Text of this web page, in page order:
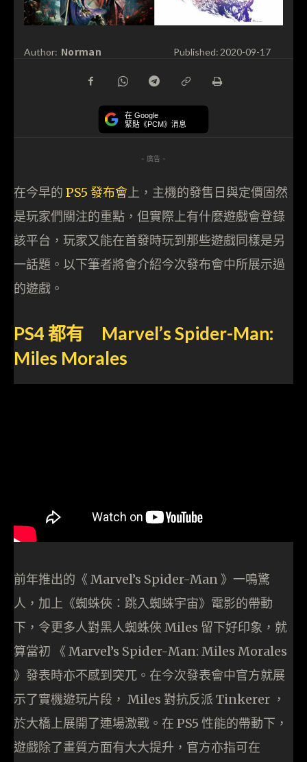
Author: Norman Published: 2020-09-17
在 Google
緊貼《PCM》消息
- 廣告 -
在今早的 PS5 發布會上，主機的發售日與定價固然
是玩家們關注的重點，但實際上有什麼遊戲會登錄
該平台，玩家又能在首發時玩到那些遊戲同樣是另
一話題。以下筆者將會介紹今次發布會中所展示過
的遊戲。
PS4 都有 Marvel’s Spider-Man:
Miles Morales
前年推出的《 Marvel’s Spider-Man 》一鳴驚
人，加上《蜘蛛俠：跳入蜘蛛宇宙》電影的帶動
下，令更多人對黑人蜘蛛俠 Miles 留下好印象，就
算當初 《 Marvel’s Spider-Man: Miles Morales
》發表時亦不感到突兀。在今次發表會中官方就展
示了實機遊玩片段， Miles 對抗反派 Tinkerer ，
於大橋上展開了連場激戰。在 PS5 性能的帶動下，
遊戲除了畫質方面有大大提升，官方亦指可在